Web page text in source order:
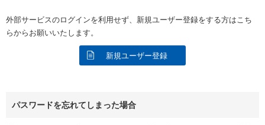
外部サービスのログインを利用せず、新規ユーザー登録をする方はこち
らからお願いいたします。
新規ユーザー登録
パスワードを忘れてしまった場合